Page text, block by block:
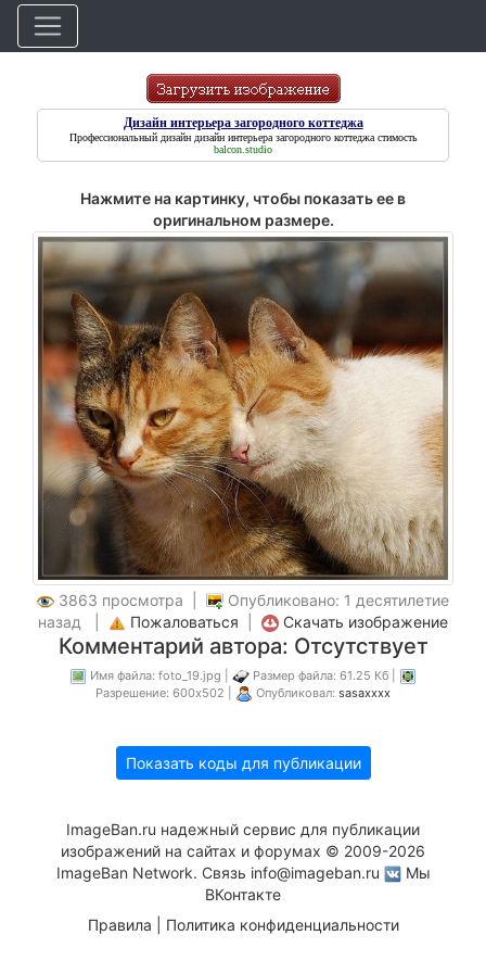
Дизайн интерьера загородного коттеджа
Профессиональный дизайн дизайн интерьера загородного коттеджастимость
balcon.studio
Нажмите на картинку, чтобы показать ее в
оригинальном размере.
3863 просмотра |
Опубликовано: 1 десятилетие
назад |
Пожаловаться Скачать изображение
Комментарий автора: Отсутствует
Имя файла: foto_19.jpg |
Размер файла: 61.25 Кб |
Разрешение: 600x502 |
Опубликовал: sasaxxxx
Показать коды для публикации
ImageBan.ru надежный сервис для публикации
изображений на сайтах и форумах © 2009-2026
ImageBan Network. Связь info@imageban.ru
Мы
ВКонтакте
Правила
Политика конфиденциальности